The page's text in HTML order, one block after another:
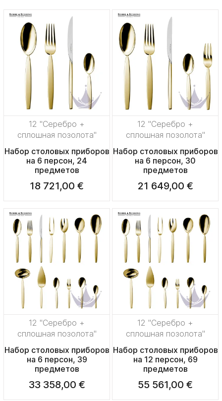
12 "Серебро +
сплошная позолота"
Набор столовых приборов
на 6 персон, 24
предметов
18 721,00 €
12 "Серебро +
сплошная позолота"
Набор столовых приборов
на 6 персон, 30
предметов
21 649,00 €
12 "Серебро +
сплошная позолота"
Набор столовых приборов
на 6 персон, 39
предметов
33 358,00 €
12 "Серебро +
сплошная позолота"
Набор столовых приборов
на 12 персон, 69
предметов
55 561,00 €